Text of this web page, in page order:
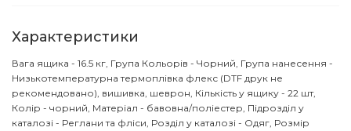
Характеристики
Вага ящика - 16.5 кг, Група Кольорів - Чорний, Група нанесення -
Низькотемпературна термоплівка флекс (DTF друк не
рекомендовано), вишивка, шеврон, Кількість у ящику - 22 шт,
Колір - чорний, Матеріал - бавовна/поліестер, Підрозділ у
каталозі - Реглани та фліси, Розділ у каталозі - Одяг, Розмір